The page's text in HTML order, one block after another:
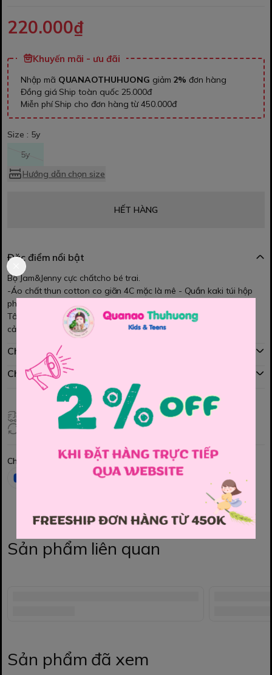
220.000₫
Khuyến mãi - ưu đãi
Nhập mã QUANAOTHUHUONG giảm 2% đơn hàng
Đồng giá Ship toàn quốc 25.000đ
Miễn phí Ship cho đơn hàng từ 450.000đ
Size : 5y
5y
Hướng dẫn chọn size
HẾT HÀNG
Đặc điểm nổi bật
Bộ Jam&Jenny cực chấtcho bé trai.
-Áo chất thun cotton co giãn 4C mặc là mê - Quần kaki túi hộp
phong cách.
Tông màu phối menly quá. Đảm bảo bạn nào mặc cũng đẹp trai
cả thôi ạ
Chính sách mua hàng
Chính sách đổi hàng
Giao hàng toàn quốc
Đổi hàng 3 ngày (HCM), 7 ngày (Tỉnh)
Chia sẻ
Sản phẩm liên quan
Sản phẩm đã xem